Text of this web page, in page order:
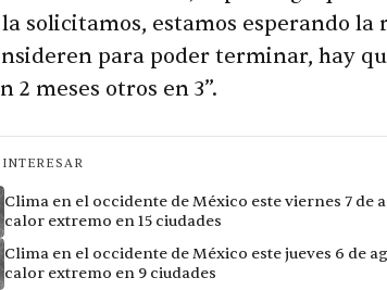
solicitamos, estamos esperando
para poder terminar, hay
2 meses otros en 3”.
Clima en el occidente de México este viernes 7
calor extremo en 15 ciudades
Clima en el occidente de México este jueves 6 de
calor extremo en 9 ciudades